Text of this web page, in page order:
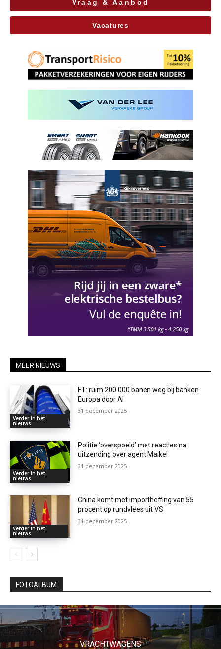
Vraag & Aanbod
Vacatures
MEER NIEUWS
Verder in het
nieuws
FT: ruim 200.000 banen weg bij banken
Europa door AI
31 december 2025
Verder in het
nieuws
Politie ‘overspoeld’ met reacties na
uitzending over agent Maikel
31 december 2025
Verder in het
nieuws
China komt met importheffing van 55
procent op rundvlees uit VS
31 december 2025
FOTOALBUM
VRACHTWAGENS